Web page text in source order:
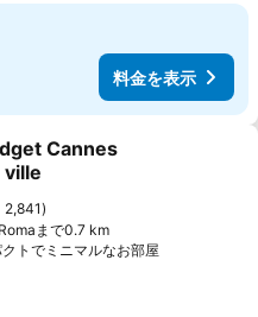
料金を表示
に入りに追加
Cannes
示
ンク
2,841
まで0.7 km
トでミニマルなお部屋料金を表示